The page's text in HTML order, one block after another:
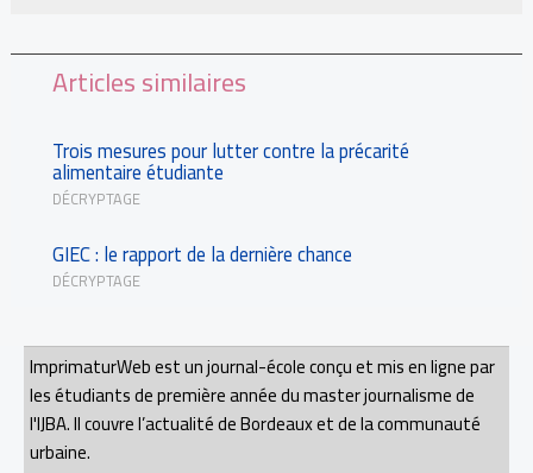
Articles similaires
Trois mesures pour lutter contre la précarité
alimentaire étudiante
DÉCRYPTAGE
GIEC : le rapport de la dernière chance
DÉCRYPTAGE
ImprimaturWeb est un journal-école conçu et mis en ligne par
les étudiants de première année du master journalisme de
l'IJBA. Il couvre l’actualité de Bordeaux et de la communauté
urbaine.